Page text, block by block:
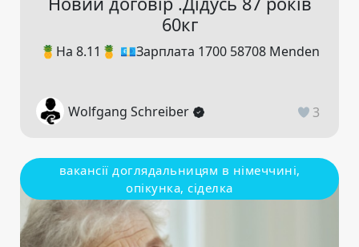
60кг
🍍На 8.11🍍 💶Зарплата 1700 58708 Menden
Wolfgang Schreiber 3
вакансії доглядальницям в німеччині,
опікунка, сіделка